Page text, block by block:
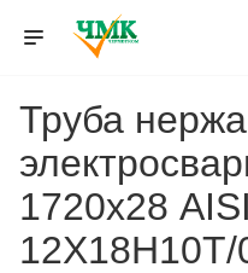
Труба
1720х28